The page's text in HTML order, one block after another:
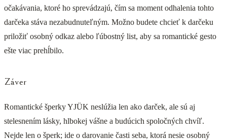
očakávania, ktoré ho sprevádzajú, čím sa moment odhalenia tohto
darčeka stáva nezabudnuteľným. Možno budete chcieť k darčeku
priložiť osobný odkaz alebo ľúbostný list, aby sa romantické gesto
ešte viac prehĺbilo.
Záver
Romantické šperky YJÜK neslúžia len ako darček, ale sú aj
stelesnením lásky, hlbokej vášne a budúcich spoločných chvíľ.
Nejde len o šperk; ide o darovanie časti seba, ktorá nesie osobný